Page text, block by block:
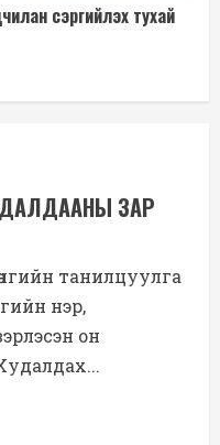
сэргийлэх тухай
ЗАР
танилцуулга
нэр,
он